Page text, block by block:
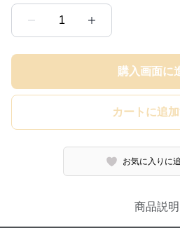
1
購入画面に
カートに追
お気に入りに
商品説明